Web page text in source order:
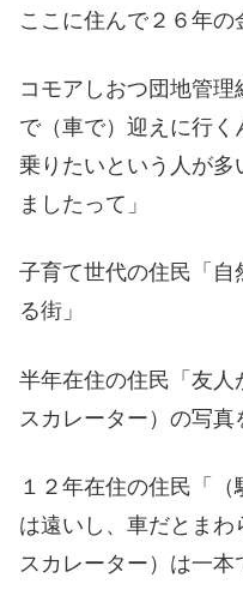
ここに住んで２６年の
コモアしおつ団地管
で（車で）迎えに行
乗りたいという人が多
ましたって」
子育て世代の住民「自
る街」
半年在住の住民「友
スカレーター）の写真
１２年在住の住民「
は遠いし、車だとま
スカレーター）は一本